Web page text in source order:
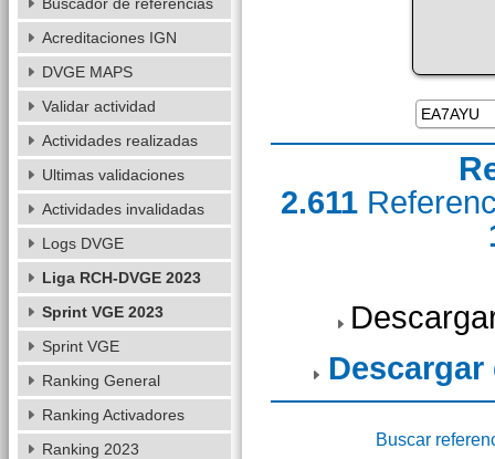
2.611
Descargar
Buscar
Acreditaciones IGN
DVGE MAPS
Validar actividad
Actividades realizadas
Ultimas validaciones
Actividades invalidadas
Logs DVGE
Liga RCH-DVGE 2023
Sprint VGE 2023
Sprint VGE
Ranking General
Ranking Activadores
Ranking 2023